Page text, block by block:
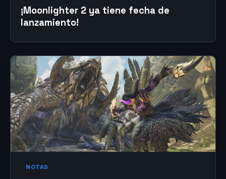
¡Moonlighter 2 ya tiene fecha de
lanzamiento!
NOTAS